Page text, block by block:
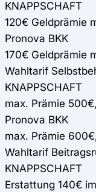
KNAPPSCHAFT
120€ Geldprämie
Pronova BKK
170€ Geldprämie
Wahltarif
KNAPPSCHAFT
max. Prämie
Pronova BKK
max. Prämie
Wahltarif
KNAPPSCHAFT
Erstattung 140€